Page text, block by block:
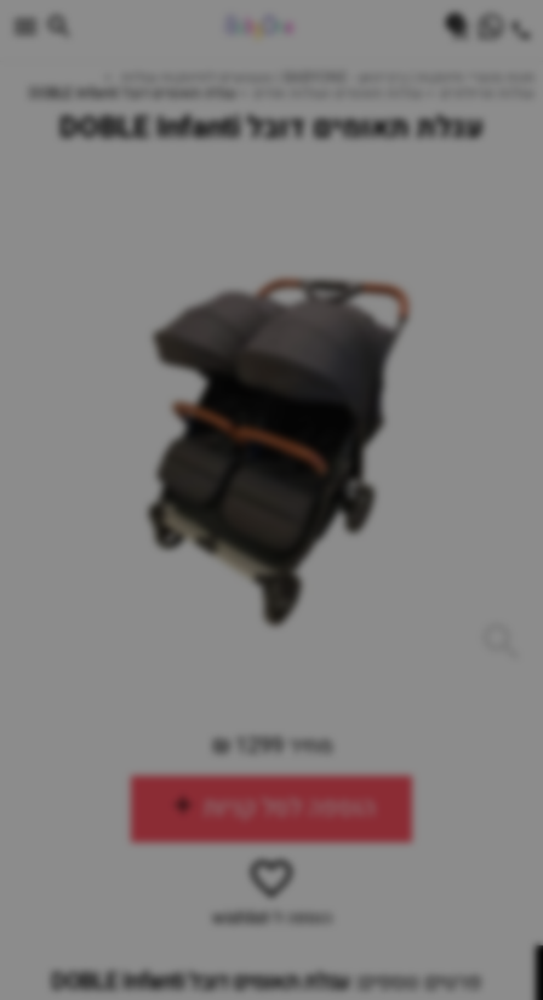
עגלת תאומים דובל DOBLE Infanti
מחיר 1299 ₪
הוספה לסל קניות
הוספה ל-wishlist
פרטים נוספים:עגלת תאומים דובל DOBLE Infanti